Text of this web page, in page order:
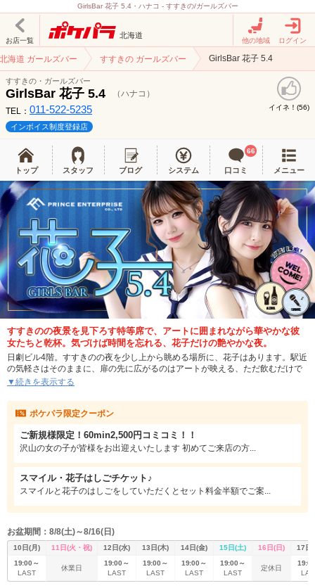
GirlsBar 花子 5.4・ハナコ - すすきの/ガールズバー
お店一覧
北海道
他の地域 ログイン
北海道 ガールズバー すすきの ガールズバー GirlsBar 花子 5.4
すすきの・ガールズバー
GirlsBar 花子 5.4
（ハナコ）
TEL： 011-522-5235 イイネ！(56)
インボイス制度登録店
トップ スタッフ ブログ システム 口コミ
66
メニュー
すすきのの夜景を見下ろす特等席で、アートに囲まれながら華やかな彼
女たちと乾杯。気づけば時間を忘れる、花子だけの艶やかな夜。
日劇ビル4階。すすきのの夜を少し上から眺める場所に、花子はあります。駅近
の気軽さはそのままに、扉の先に広がるのはアートが映える、ただ飲むだけで
はもったいない空間。仕事帰りに気分を変えたい夜も、二軒目でしっかり楽し
大きな魅力は、すすきのの街並みを眺めながらゆっくり飲めること。グラスを
傾けるたび夜景が目に入り、会話の合間さえ絵になるような時間が流れます。
さらにVIPルームも用意されているため、いつもより少し特別な気分で楽しみた
い夜にもぴったり。派手さと居心地の良さをどちらも楽しめるすすきのでも印
在籍は25名。明るく可愛い子、聞き上手な子、場を一気に華やかにしてくれる
子まで、個性豊かな女の子たちが揃っています。北海道でもひときわ目を引く
魅力。初めてでも構えずに話せて、気付けばもう一杯飲みたくなる空気があり
ます。
女の子同士の雰囲気も良く、店内全体にギスギスした感じがないのも花子の強
み。夜景、アート、可愛い女の子、そしてゆっくり飲める心地よさ。すすきの
の夜を少し贅沢に楽しみたいなら、花子で過ごす時間がきっとちょうどいい刺
激になります。
▼続きを表示する
ポケパラ限定クーポン
ご新規様限定！60min2,500円コミコミ！！
沢山の女の子が皆様をお出迎えいたします 初めてご来店の方...
スマイル・花子はしごチケット♪
スマイルと花子のはしごをしていただくとセット料金半額でご案...
お盆期間：8/8(土)～8/16(日)
10日(月) 11日(火・祝) 12日(水) 13日(木) 14日(金) 15日(土) 16日(日)
17日
19:00～
LAST
休業日
19:00～
LAST
19:00～
LAST
19:00～
LAST
19:00～
LAST
定休日